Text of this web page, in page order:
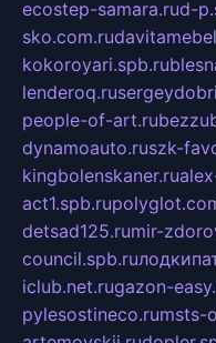
ecostep-samara.rud-
sko.com.ru
kokoroyari.spb.ru
lenderoq.ru
people-of-art.ru
dynamoauto.ruszk-
kingbolenskaner.ru
act1.spb.ru
detsad125.rumir-
council.spb.ru
iclub.net.rugazon-
pylesostineco.rumsts-